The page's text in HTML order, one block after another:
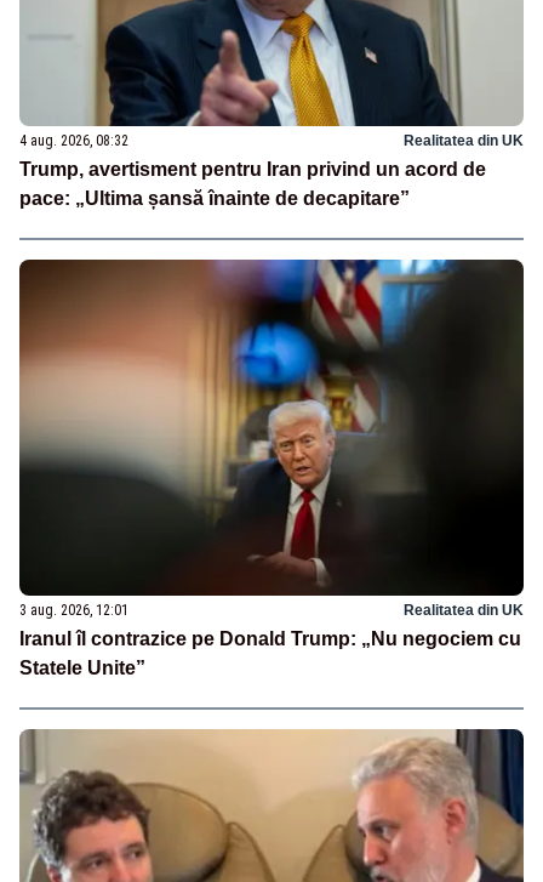
4 aug. 2026, 08:32 Realitatea din UK
Trump, avertisment pentru Iran privind un acord de
pace: „Ultima șansă înainte de decapitare”
3 aug. 2026, 12:01 Realitatea din UK
Iranul îl contrazice pe Donald Trump: „Nu negociem cu
Statele Unite”